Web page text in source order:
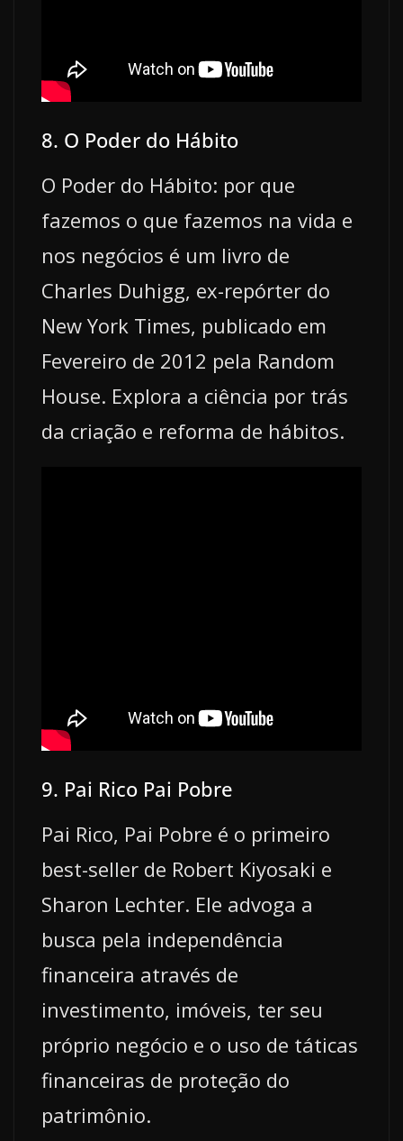
8. O Poder do Hábito
O Poder do Hábito: por que
fazemos o que fazemos na vida e
nos negócios é um livro de
Charles Duhigg, ex-repórter do
New York Times, publicado em
Fevereiro de 2012 pela Random
House. Explora a ciência por trás
da criação e reforma de hábitos.
9. Pai Rico Pai Pobre
Pai Rico, Pai Pobre é o primeiro
best-seller de Robert Kiyosaki e
Sharon Lechter. Ele advoga a
busca pela independência
financeira através de
investimento, imóveis, ter seu
próprio negócio e o uso de táticas
financeiras de proteção do
patrimônio.